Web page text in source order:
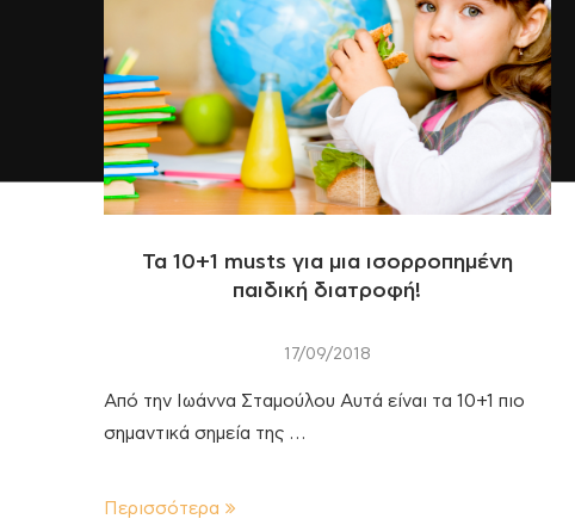
Τα 10+1 musts για μια ισορροπημένη
παιδική διατροφή!
17/09/2018
Από την Ιωάννα Σταμούλου Αυτά είναι τα 10+1 πιο
σημαντικά σημεία της …
Περισσότερα